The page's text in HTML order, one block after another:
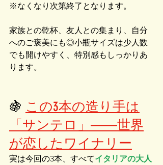
※なくなり次第終了となります。
家族との乾杯、友人との集まり、自分
へのご褒美にも◎小瓶サイズは少人数
でも開けやすく、特別感もしっかりあ
ります。
🍇 この3本の造り手は
「サンテロ」——世界
が恋したワイナリー
実は今回の3本、すべてイタリアの大人